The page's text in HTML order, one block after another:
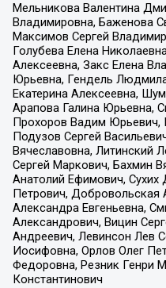
Мельникова Валентина
Владимировна, Баженова
Максимов Сергей
Голубева Елена
Алексеевна, Закс Елена
Юрьевна, Гендель
Екатерина Алексеевна,
Арапова Галина Юрьевна,
Прохоров Вадим Юрьевич,
Подузов Сергей
Вячеславовна, Литинский
Сергей Маркович, Бахмин
Анатолий Ефимович, Сухих
Петрович, Добровольская
Александра Евгеньевна,
Александрович, Вицин
Андреевич, Левинсон Лев
Иосифовна, Орлов Олег
Федоровна, Резник Генри
Константинович